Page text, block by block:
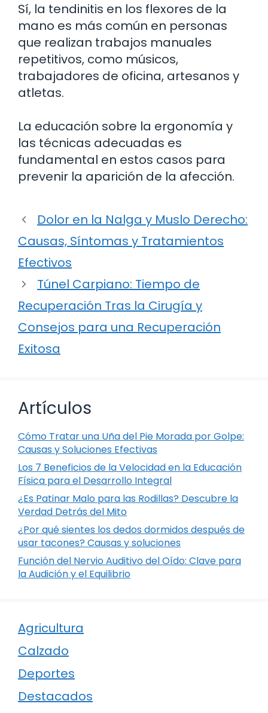
Sí, la tendinitis en los flexores de la
mano es más común en personas
que realizan trabajos manuales
repetitivos, como músicos,
trabajadores de oficina, artesanos y
atletas.
La educación sobre la ergonomía y
las técnicas adecuadas es
fundamental en estos casos para
prevenir la aparición de la afección.
Dolor en la Nalga y Muslo Derecho:
Causas, Síntomas y Tratamientos
Efectivos
Túnel Carpiano: Tiempo de
Recuperación Tras la Cirugía y
Consejos para una Recuperación
Exitosa
Artículos
Cómo Tratar una Uña del Pie Morada por Golpe:
Causas y Soluciones Efectivas
Los 7 Beneficios de la Velocidad en la Educación
Física para el Desarrollo Integral
¿Es Patinar Malo para las Rodillas? Descubre la
Verdad Detrás del Mito
¿Por qué sientes los dedos dormidos después de
usar tacones? Causas y soluciones
Función del Nervio Auditivo del Oído: Clave para
la Audición y el Equilibrio
Agricultura
Calzado
Deportes
Destacados